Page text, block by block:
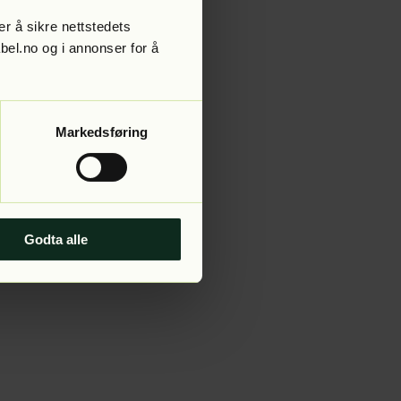
å sikre nettstedets
og i annonser for å
Markedsføring
Godta alle